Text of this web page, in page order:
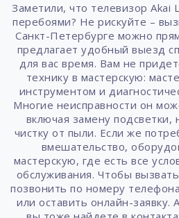
Заметили, что телевизор Akai
перебоями? Не рискуйте –
Санкт-Петербурге можно
предлагает удобный выезд
для вас время. Вам не
технику в мастерскую:
инструментом и
Многие неисправности он
включая замену подсветки,
чистку от пыли. Если же
вмешательство,
мастерскую, где есть все
обслуживания. Чтобы
позвонить по номеру
или оставить онлайн-заявку.